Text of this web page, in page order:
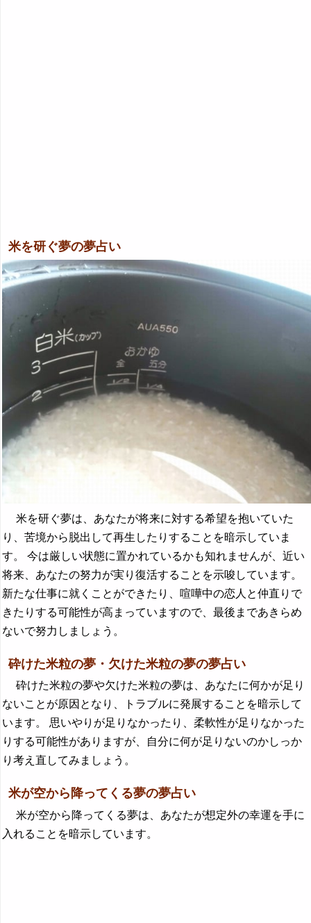
米を研ぐ夢の夢占い
米を研ぐ夢は、あなたが将来に対する希望を抱いていた
り、苦境から脱出して再生したりすることを暗示していま
す。 今は厳しい状態に置かれているかも知れませんが、近い
将来、あなたの努力が実り復活することを示唆しています。
新たな仕事に就くことができたり、喧嘩中の恋人と仲直りで
きたりする可能性が高まっていますので、最後まであきらめ
ないで努力しましょう。
砕けた米粒の夢・欠けた米粒の夢の夢占い
砕けた米粒の夢や欠けた米粒の夢は、あなたに何かが足り
ないことが原因となり、トラブルに発展することを暗示して
います。 思いやりが足りなかったり、柔軟性が足りなかった
りする可能性がありますが、自分に何が足りないのかしっか
り考え直してみましょう。
米が空から降ってくる夢の夢占い
米が空から降ってくる夢は、あなたが想定外の幸運を手に
入れることを暗示しています。